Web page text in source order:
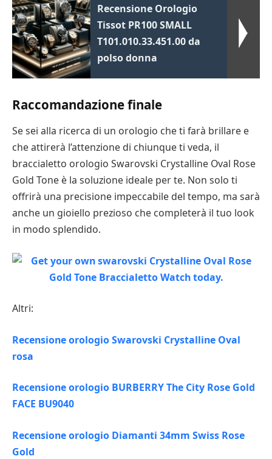
Recensione Orologio
Tissot PR100 SMALL
T101.010.33.451.00 da
polso donna
Raccomandazione finale
Se sei alla ricerca di un orologio che ti farà brillare e
che attirerà l’attenzione di chiunque ti veda, il
braccialetto orologio Swarovski Crystalline Oval Rose
Gold Tone è la soluzione ideale per te. Non solo ti
offrirà una precisione impeccabile del tempo, ma sarà
anche un gioiello prezioso che completerà il tuo look
in modo splendido.
Altri:
Recensione orologio Swarovski Crystalline Oval
rosa
Recensione orologio BURBERRY The City Rose Gold
FACE BU9040
Recensione orologio Diamanti 34mm Swiss Rose
Gold